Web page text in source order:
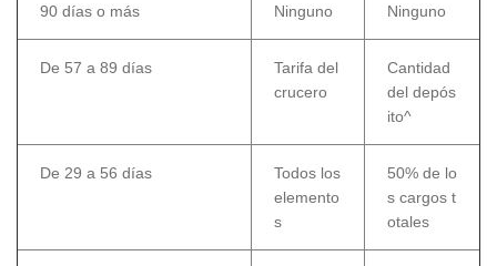
90 días o más Ninguno Ninguno
De 57 a 89 días
Tarifa del
crucero
Cantidad
del depós
ito^
De 29 a 56 días
Todos los
elemento
s
50% de lo
s cargos t
otales